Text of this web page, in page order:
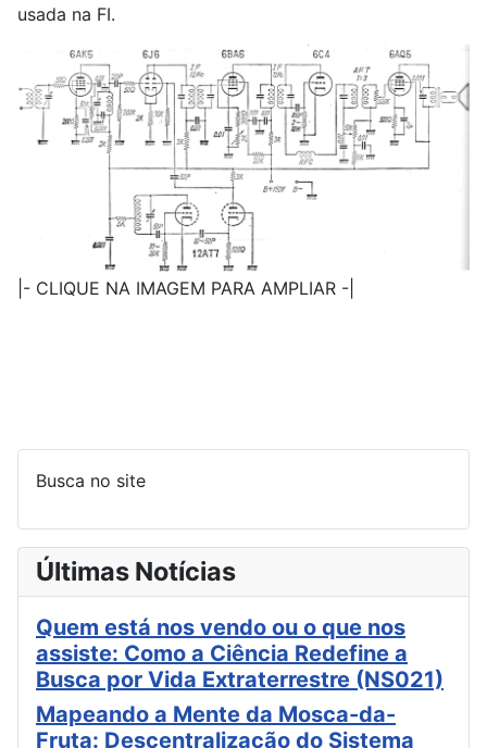
usada na FI.
|- CLIQUE NA IMAGEM PARA AMPLIAR -|
Busca no site
Últimas Notícias
Quem está nos vendo ou o que nos
assiste: Como a Ciência Redefine a
Busca por Vida Extraterrestre (NS021)
Mapeando a Mente da Mosca-da-
Fruta: Descentralização do Sistema